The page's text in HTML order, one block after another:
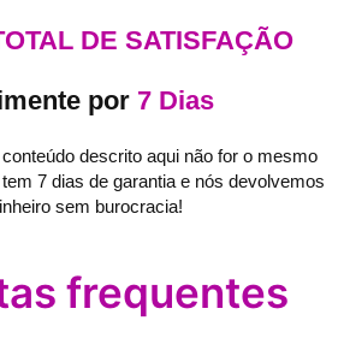
DE SATISFAÇÃO
por 7 Dias
descrito aqui não for o mesmo
7 dias de garantia e nós devolvemos
sem burocracia!
frequentes